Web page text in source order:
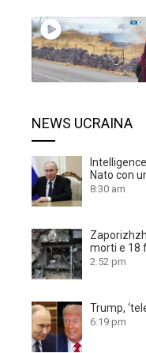
NEWS UCRAINA
Nato con
8:30 am
morti e 18
2:52 pm
Trump,
6:19 pm